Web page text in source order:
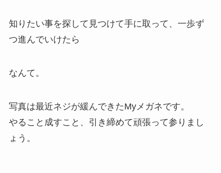
知りたい事を探して見つけて手に取って、一歩ず
つ進んでいけたら
なんて。
写真は最近ネジが緩んできたMyメガネです。
やること成すこと、引き締めて頑張って参りまし
ょう。